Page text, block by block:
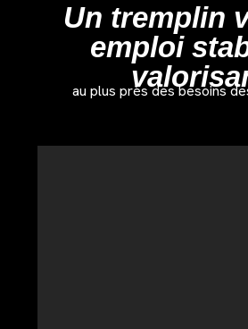
Un tremplin
emploi
au plus près des besoins